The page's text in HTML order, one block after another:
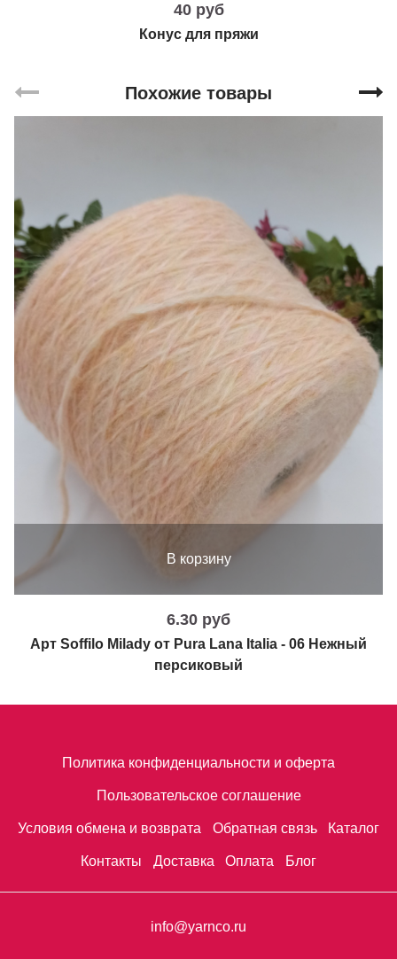
40 руб
Конус для пряжи
Похожие товары
В корзину
6.30 руб
Арт Soffilo Milady от Pura Lana Italia - 06 Нежный
персиковый
Политика конфиденциальности и оферта
Пользовательское соглашение
Условия обмена и возврата Обратная связь Каталог
Контакты Доставка Оплата Блог
info@yarnco.ru